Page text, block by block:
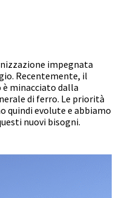
impegnata
Recentemente, il
minacciato dalla
di ferro. Le priorità
quindi evolute e abbiamo
nuovi bisogni.